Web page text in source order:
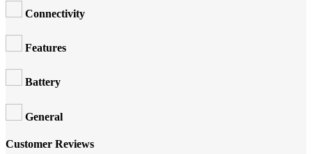
Connectivity
Features
Battery
General
Customer Reviews